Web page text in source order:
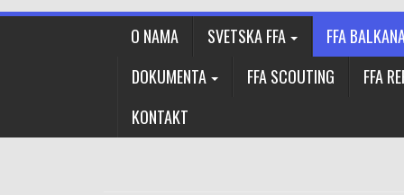
O NAMA SVETSKA FFA
FFA
DOKUMENTA
FFA SCOUTING
FFA
KONTAKT